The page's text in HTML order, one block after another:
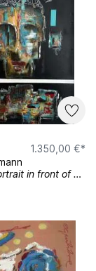
in der
(2020)
(2019)
(2019),
Dissen
1.350,00 €*
abstract portrait in front of black with a geometric head and turquoise/ white stripes